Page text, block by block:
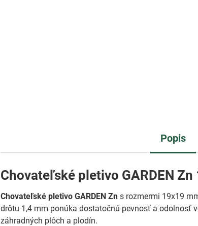
Popis
Chovateľské pletivo GARDEN
Chovateľské pletivo GARDEN Zn s rozmermi 19x19
drôtu 1,4 mm ponúka dostatočnú pevnosť a odolnosť
záhradných plôch a plodín.